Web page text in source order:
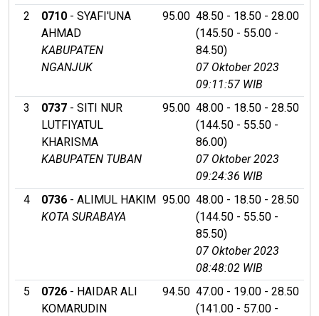
2
0710 - SYAFI'UNA
AHMAD
KABUPATEN
NGANJUK
95.00 48.50 - 18.50 - 28.00
(145.50 - 55.00 -
84.50)
07 Oktober 2023
09:11:57 WIB
3
0737 - SITI NUR
LUTFIYATUL
KHARISMA
KABUPATEN TUBAN
95.00 48.00 - 18.50 - 28.50
(144.50 - 55.50 -
86.00)
07 Oktober 2023
09:24:36 WIB
4
0736 - ALIMUL HAKIM
KOTA SURABAYA
95.00 48.00 - 18.50 - 28.50
(144.50 - 55.50 -
85.50)
07 Oktober 2023
08:48:02 WIB
5
0726 - HAIDAR ALI
KOMARUDIN
94.50 47.00 - 19.00 - 28.50
(141.00 - 57.00 -